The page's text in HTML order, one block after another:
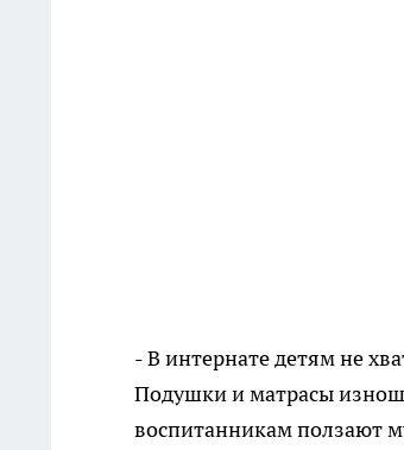
- В интернате детям не
Подушки и матрасы
воспитанникам ползают